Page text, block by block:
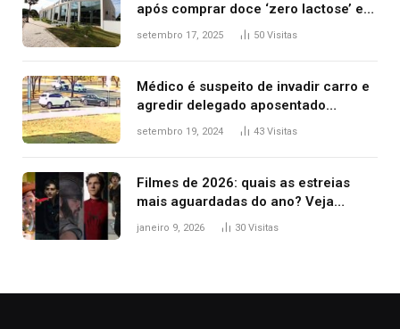
após comprar doce ‘zero lactose’ e
filha ter reação alérgica grave
setembro 17, 2025 50 Visitas
Médico é suspeito de invadir carro e
agredir delegado aposentado
durante confusão no trânsito
setembro 19, 2024 43 Visitas
Filmes de 2026: quais as estreias
mais aguardadas do ano? Veja
principais lançamentos do cinema
janeiro 9, 2026 30 Visitas